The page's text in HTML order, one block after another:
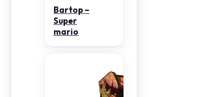
Bartop –
Super
mario